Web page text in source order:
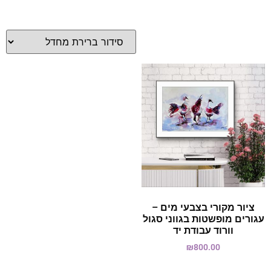
ציור מקורי בצבעי מים –
עגורים מופשטות בגווני סגול
וורוד עבודת יד
₪800.00